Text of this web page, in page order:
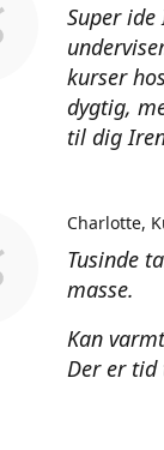
Super
kurser
dygtig,
til dig
Tusinde
masse.
Kan
Der er tid
Charlotte